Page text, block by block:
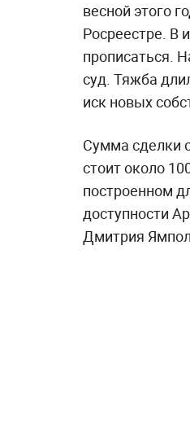
весной этого
Росреестре. В
прописаться.
суд. Тяжба
иск новых
Сумма сделки
стоит около
построенном
доступности
Дмитрия